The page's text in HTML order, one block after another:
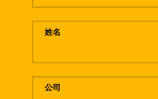
姓名
公司